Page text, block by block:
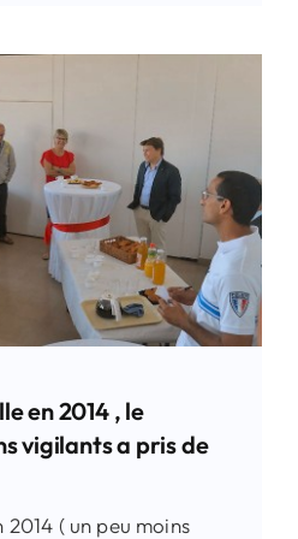
en 2014 , le
vigilants a pris de
( un peu moins